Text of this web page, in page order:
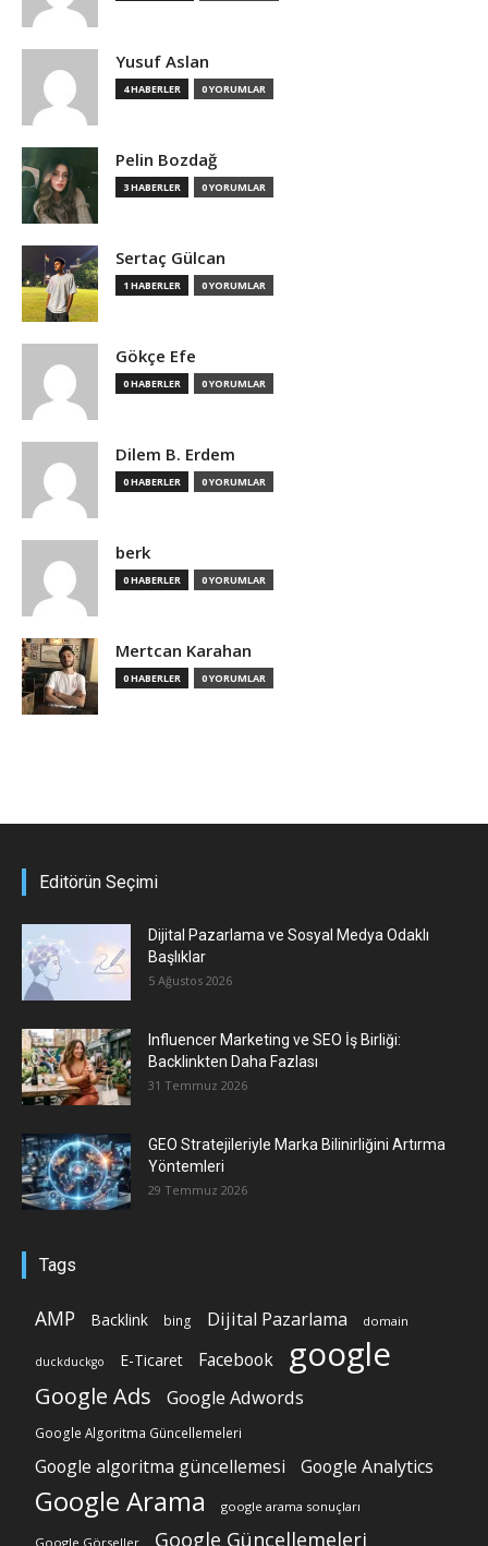
Yusuf Aslan
4 HABERLER 0 YORUMLAR
Pelin Bozdağ
3 HABERLER 0 YORUMLAR
Sertaç Gülcan
1 HABERLER 0 YORUMLAR
Gökçe Efe
0 HABERLER 0 YORUMLAR
Dilem B. Erdem
0 HABERLER 0 YORUMLAR
berk
0 HABERLER 0 YORUMLAR
Mertcan Karahan
0 HABERLER 0 YORUMLAR
Editörün Seçimi
Dijital Pazarlama ve Sosyal Medya Odaklı
Başlıklar
5 Ağustos 2026
Influencer Marketing ve SEO İş Birliği:
Backlinkten Daha Fazlası
31 Temmuz 2026
GEO Stratejileriyle Marka Bilinirliğini Artırma
Yöntemleri
29 Temmuz 2026
Tags
AMP Backlink bing Dijital Pazarlama domain
duckduckgo E-Ticaret Facebook google
Google Ads Google Adwords
Google Algoritma Güncellemeleri
Google algoritma güncellemesi Google Analytics
Google Arama google arama sonuçları
Google Görseller Google Güncellemeleri